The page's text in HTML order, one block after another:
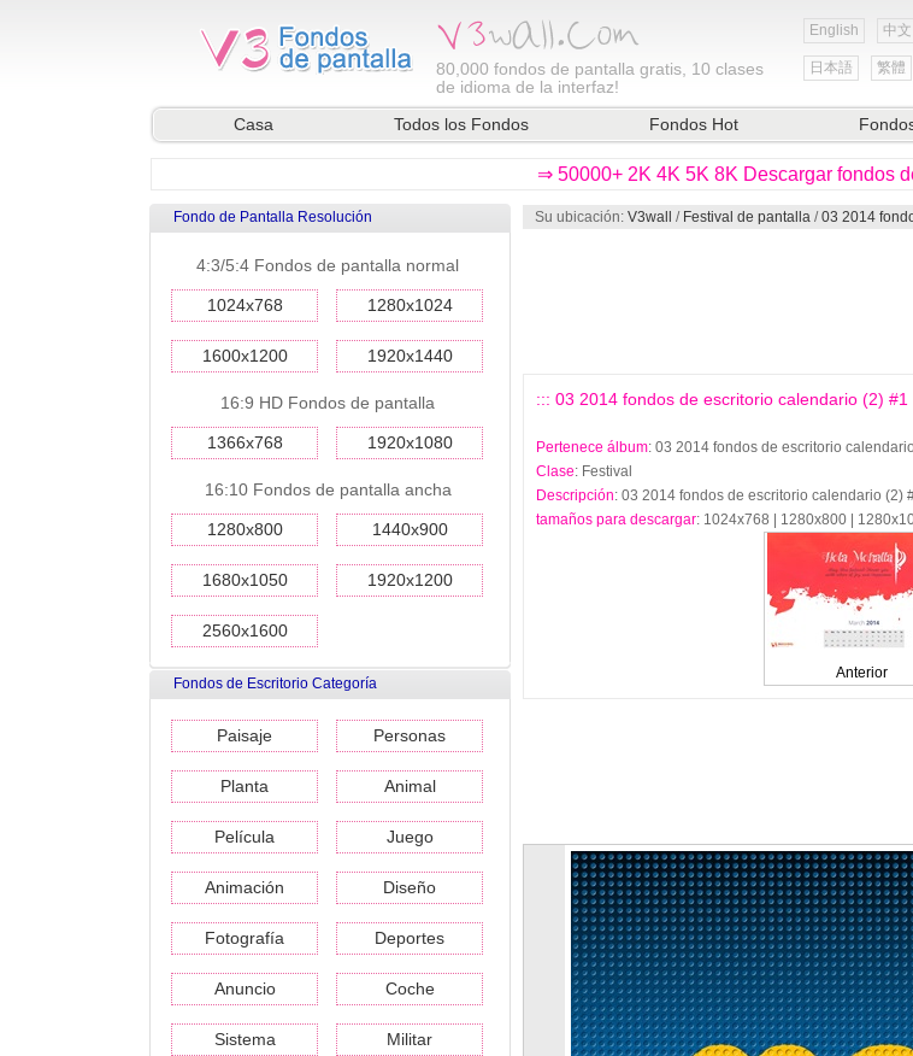
80,000 fondos de pantalla gratis, 10 clases
de idioma de la interfaz!
English 中文
日本語 繁體
Casa Todos los Fondos Fondos Hot
⇒ 50000+ 2K 4K 5K 8K Descargar fondos
Fondo de Pantalla Resolución
4:3/5:4 Fondos de pantalla normal
1024x768 1280x1024
1600x1200 1920x1440
16:9 HD Fondos de pantalla
1366x768 1920x1080
16:10 Fondos de pantalla ancha
1280x800 1440x900
1680x1050 1920x1200
2560x1600
Fondos de Escritorio Categoría
Paisaje Personas
Planta Animal
Película Juego
Animación Diseño
Fotografía Deportes
Anuncio Coche
Sistema Militar
Su ubicación: V3wall / Festival de pantalla /03 2014
::: 03 2014 fondos de escritorio calendario (2) #1
Pertenece álbum: 03 2014 fondos de escritorio
Clase: Festival
Descripción: 03 2014 fondos de escritorio calendario (2)
tamaños para descargar: 1024x768 | 1280x800 |
Anterior